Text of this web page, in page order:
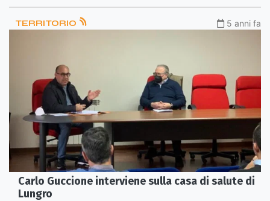
TERRITORIO 5 anni fa
Carlo Guccione interviene sulla casa di salute di
Lungro